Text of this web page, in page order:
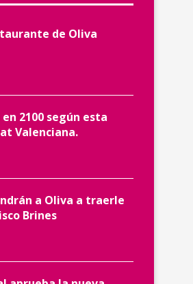
de Oliva
2100 según esta
Valenciana.
a Oliva a traerle
Brines